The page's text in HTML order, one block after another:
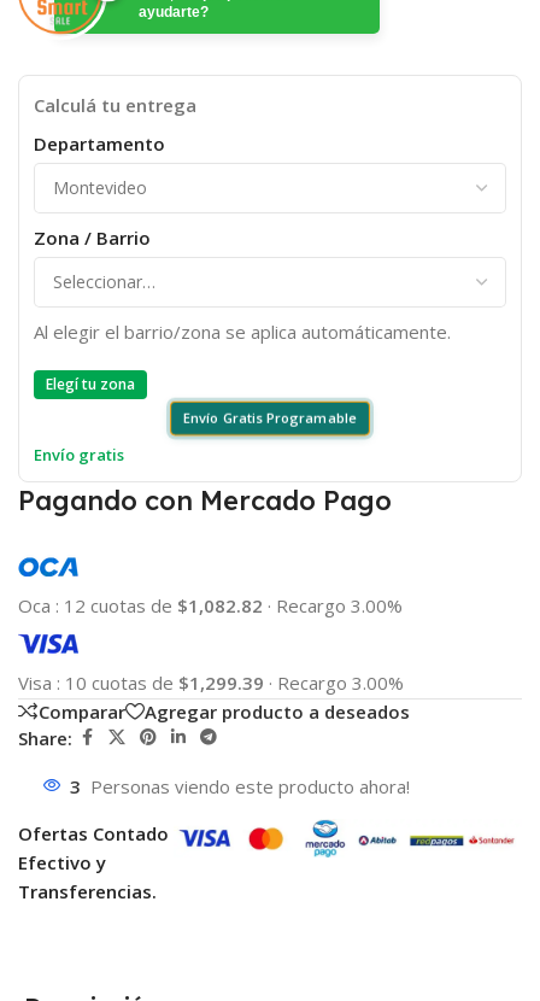
ayudarte?
Calculá tu entrega
Departamento
Zona / Barrio
Al elegir el barrio/zona se aplica automáticamente.
Elegí tu zona
Envío Gratis Programable
Envío gratis
Pagando con Mercado Pago
Oca : 12 cuotas de $1,082.82 · Recargo 3.00%
Visa : 10 cuotas de $1,299.39 · Recargo 3.00%
Comparar
Agregar producto a deseados
Share:
3 Personas viendo este producto ahora!
Ofertas Contado
Efectivo y
Transferencias.